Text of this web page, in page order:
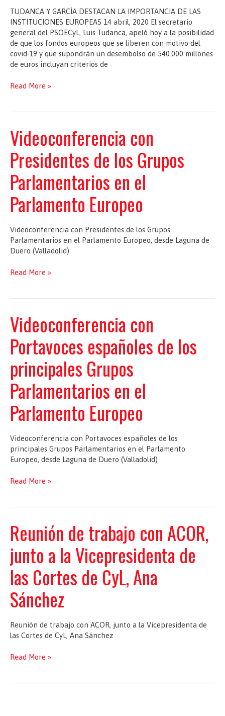
TUDANCA Y GARCÍA DESTACAN LA IMPORTANCIA DE LAS
INSTITUCIONES EUROPEAS 14 abril, 2020 El secretario
general del PSOECyL, Luis Tudanca, apeló hoy a la posibilidad
de que los fondos europeos que se liberen con motivo del
covid-19 y que supondrán un desembolso de 540.000 millones
de euros incluyan criterios de
PSOE
europeas
atiendan
al
envejecimiento
la
dispersión
Read More »
Videoconferencia con
Presidentes de los Grupos
Parlamentarios en el
Parlamento Europeo
Videoconferencia con Presidentes de los Grupos
Parlamentarios en el Parlamento Europeo, desde Laguna de
Duero (Valladolid)
Videoconferencia
Grupos
Parlamentarios
en
el
Parlamento
Europeo
Read More »
Videoconferencia con
Portavoces españoles de los
principales Grupos
Parlamentarios en el
Parlamento Europeo
Videoconferencia con Portavoces españoles de los
principales Grupos Parlamentarios en el Parlamento
Europeo, desde Laguna de Duero (Valladolid)
Videoconferencia
los
principales
Grupos
Parlamentarios
en
el
Parlamento
Europeo
Read More »
Reunión de trabajo con ACOR,
junto a la Vicepresidenta de
las Cortes de CyL, Ana
Sánchez
Reunión de trabajo con ACOR, junto a la Vicepresidenta de
las Cortes de CyL, Ana Sánchez
Reunión
Read More »